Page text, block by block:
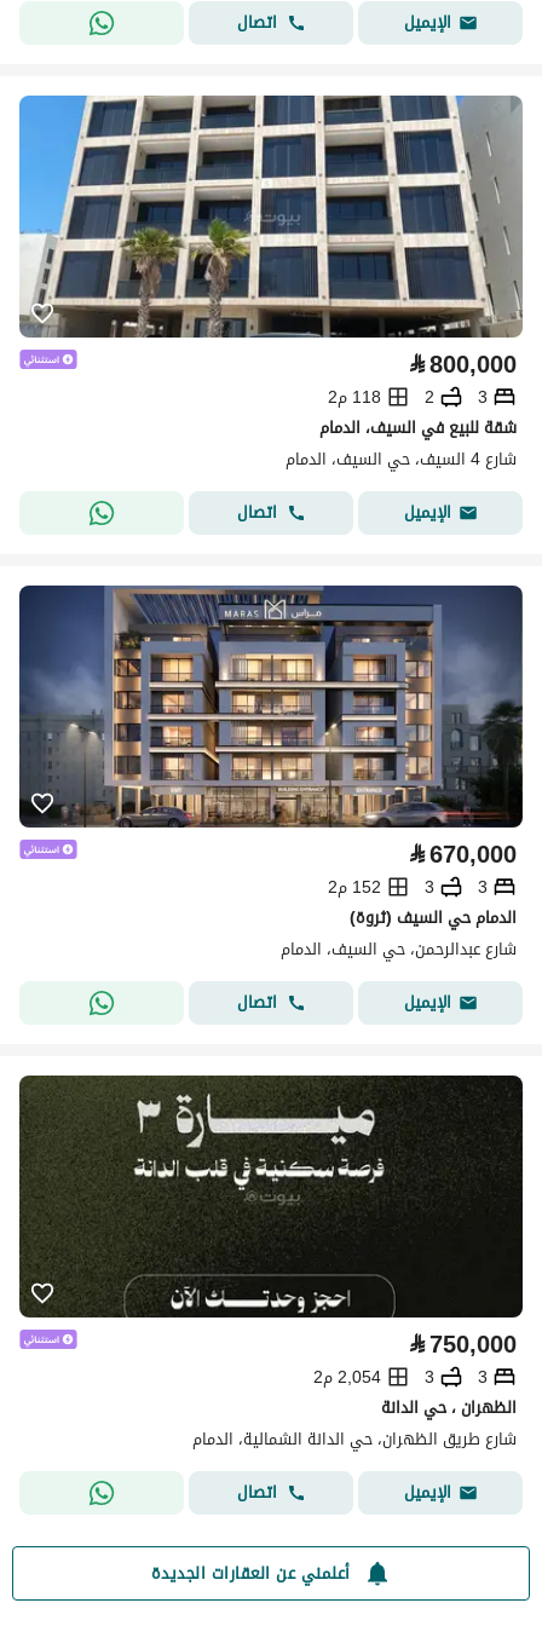
الإيميل اتصال
⃁800,000
3
2
118 م2
شقة للبيع في السيف، الدمام
شارع 4 السيف، حي السيف، الدمام
الإيميل
اتصال
⃁670,000
3
3
152 م2
الدمام حي السيف (ثروة)
شارع عبدالرحمن، حي السيف، الدمام
الإيميل
اتصال
⃁750,000
3
3
2,054 م2
الظهران ، حي الدانة
شارع طريق الظهران، حي الدانة الشمالية، الدمام
الإيميل
اتصال
أعلمني عن العقارات الجديدة